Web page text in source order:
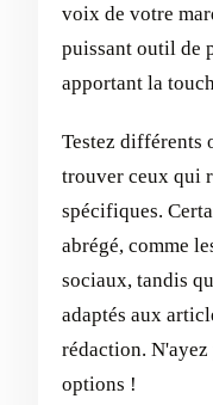
voix de votre
puissant outil de
apportant la
Testez différents
trouver ceux qui
spécifiques.
abrégé, comme
sociaux, tandis
adaptés aux
rédaction. N'ayez
options !